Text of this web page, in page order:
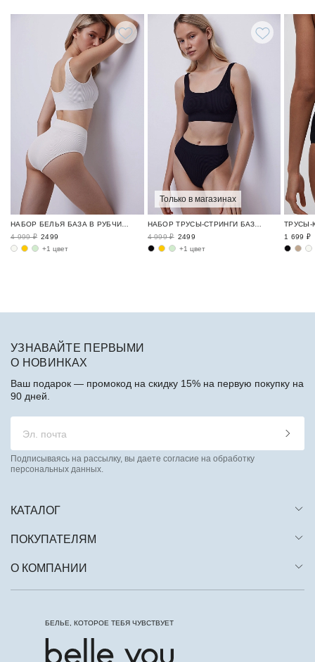
4 999 ₽ 2499
+1 цвет
Только в магазинах
4 999 ₽ 2499
+1 цвет
1 699 ₽
КАТАЛОГ
ПОКУПАТЕЛЯМ
О КОМПАНИИ
УЗНАВАЙТЕ ПЕРВЫМИ
О НОВИНКАХ
Ваш подарок — промокод на скидку 15% на первую покупку на
90 дней.
Подписываясь на рассылку, вы даете согласие на обработку
персональных данных.
БЕЛЬЕ, КОТОРОЕ ТЕБЯ ЧУВСТВУЕТ